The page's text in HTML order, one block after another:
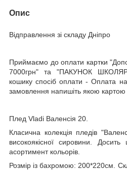
Опис
Відправлення зі складу Дніпро
Приймаємо до оплати картки
7000грн" та "ПАКУНОК
кошику спосіб оплати - Оплата
замовлення напишіть якою картою
Плед Vladі Валенсія 20.
Класична колекція пледів
високоякісної сировини.
асортимент кольорів.
Розмір із бахромою: 200*220см.